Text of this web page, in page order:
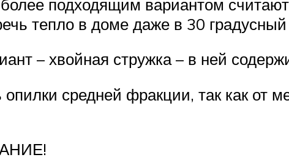
подходящим вариантом
тепло в доме даже в 30
– хвойная стружка – в ней
средней фракции, так как от